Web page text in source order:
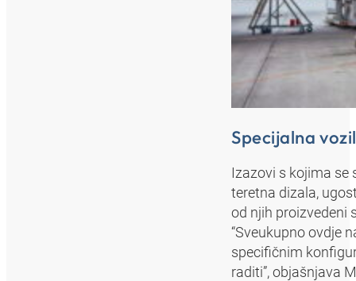
Specijalna
Izazovi s kojima se
teretna dizala,
od njih proizvedeni
“Sveukupno ovdje
specifičnim
raditi”, objašnjava